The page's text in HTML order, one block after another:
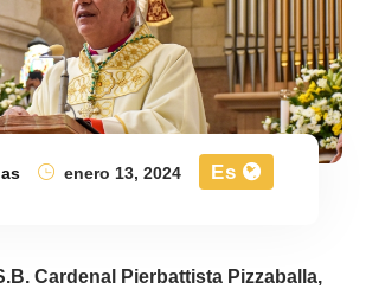
enero 13, 2024 Es
Cardenal Pierbattista Pizzaballa,